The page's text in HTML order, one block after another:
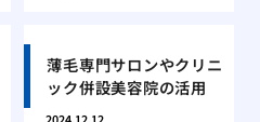
薄毛専門サロンやクリニ
ック併設美容院の活用